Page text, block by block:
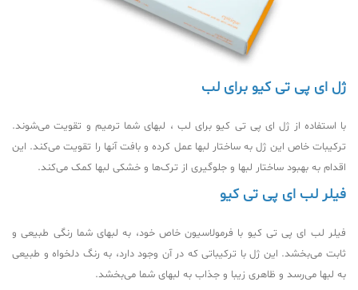
ژل ای پی تی کیو برای لب
با استفاده از ژل ای پی تی کیو برای لب ، لبهای شما ترمیم و تقویت می‌شوند.
ترکیبات خاص این ژل به ساختار لبها عمل کرده و بافت آنها را تقویت می‌کند. این
اقدام به بهبود ساختار لبها و جلوگیری از ترک‌ها و خشکی لبها کمک می‌کند.
فیلر لب ای پی تی کیو
فیلر لب ای پی تی کیو با فرمولاسیون خاص خود، به لبهای شما رنگی طبیعی و
ثابت می‌بخشد. این ژل با ترکیباتی که در آن وجود دارد، به رنگ دلخواه و طبیعی
به لبها می‌رسد و ظاهری زیبا و جذاب به لبهای شما می‌بخشد.